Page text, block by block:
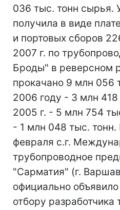
036 тыс. тонн сырья.
получила в виде
и портовых сборов
2007 г. по
Броды" в реверсном
прокачано 9 млн 056
2006 году - 3 млн 418
2005 г. - 5 млн 754
- 1 млн 048 тыс.
февраля с.г.
трубопроводное
"Сарматия" (г.
официально
отбору разработчика